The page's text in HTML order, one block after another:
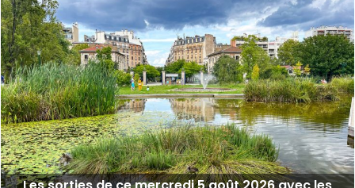
LES DERNIERS CITY-GUIDES